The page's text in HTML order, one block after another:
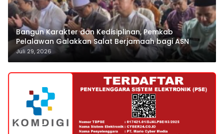
Bangun Karakter dan Kedisiplinan, Pemkab
Pelalawan Galakkan Salat Berjamaah bagi ASN
Juli 29, 2026